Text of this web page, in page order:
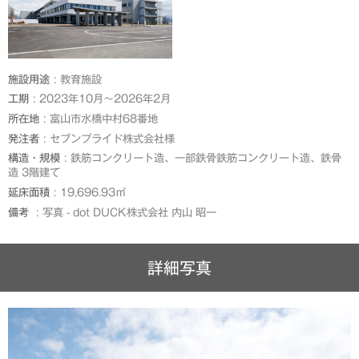
施設用途
教育施設
工期
2023年10月～2026年2月
所在地
富山市水橋中村68番地
発注者
セブンプライド株式会社様
構造・規模
鉄筋コンクリート造、一部鉄骨鉄筋コンクリート造、鉄骨
造 3階建て
延床面積
19,696.93㎡
備考
写真 - dot DUCK株式会社 内山 昭一
詳細写真